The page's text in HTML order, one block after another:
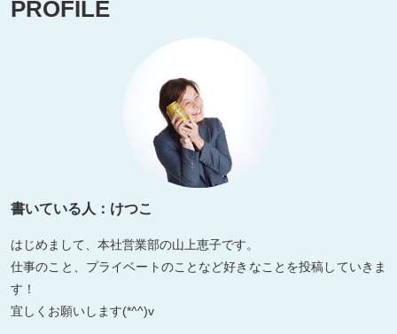
PROFILE
書いている人：けつこ
はじめまして、本社営業部の山上恵子です。
仕事のこと、プライベートのことなど好きなことを投稿していきま
す！
宜しくお願いします(*^^)v